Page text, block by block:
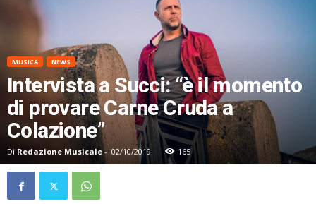
MUSICA NEWS
Intervista a Succi: “è il momento
di provare Carne Cruda a
Colazione”
Di Redazione Musicale - 02/10/2019 165